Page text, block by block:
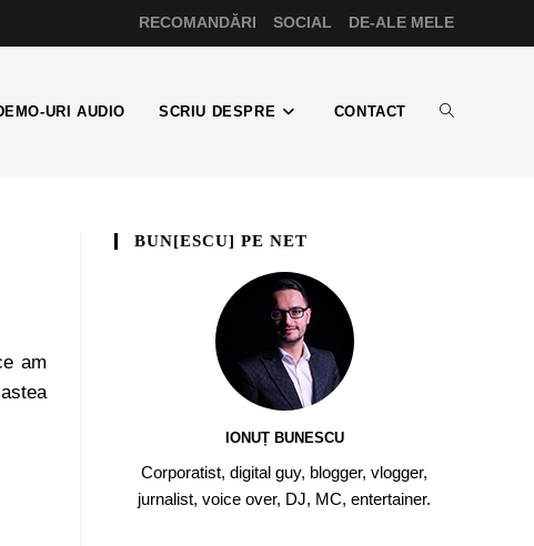
RECOMANDĂRI SOCIAL DE-ALE MELE
URI AUDIO SCRIU DESPRE CONTACT
am
BUN[ESCU] PE NET
IONUȚ BUNESCU
Corporatist, digital guy, blogger, vlogger,
jurnalist, voice over, DJ, MC, entertainer.